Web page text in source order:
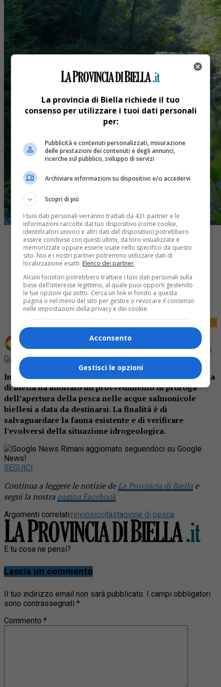
Share
Tweet
Aggiungi La Provincia di Biella come Fonte preferita su
Google
In considerazione della prolungata siccità, la Provincia
di Biella ha adottato un provvedimento di proroga
dell’apertura della pesca nelle acque salmonicole
biellesi a data da destinarsi. La finalità è di
salvaguardare la fauna esistente e di verificare
l’evolversi della situazione idrogeologica.
Rimani aggiornato seguendoci su Google
News!
SEGUICI
Continua a leggere le notizie deLa Provincia di Biella e
segui la nostra pagina Facebook
Argomenti correlati:rinviosiccitàstagione di pesca
E tu cosa ne pensi?
Lascia un commento
Il tuo indirizzo email non sarà pubblicato. I campi obbligatori
sono contrassegnati *
Commento *
La provincia di Biella richiede il tuo
consenso per utilizzare i tuoi dati personali
per:
Pubblicità e contenuti personalizzati, misurazione
delle prestazioni dei contenuti e degli annunci,
ricerche sul pubblico, sviluppo di servizi
Archiviare informazioni su dispositivo e/o accedervi
Scopri di più
I tuoi dati personali verranno trattati da 431 partner e le
informazioni raccolte dal tuo dispositivo (come cookie,
identificatori univoci e altri dati del dispositivo) potrebbero
essere condivise con questi ultimi, da loro visualizzate e
memorizzate oppure essere usate nello specifico da questo
sito. Noi e i nostri partner potremmo utilizzare dati di
localizzazione esatti. Elenco dei partner.
Alcuni fornitori potrebbero trattare i tuoi dati personali sulla
base dell'interesse legittimo, al quale puoi opporti gestendo
le tue opzioni qui sotto. Cerca un link in fondo a questa
pagina o nel menu del sito per gestire o revocare il consenso
nelle impostazioni della privacy e dei cookie.
Acconsento
Gestisci le opzioni